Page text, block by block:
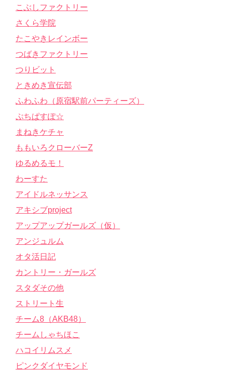
こぶしファクトリー
さくら学院
たこやきレインボー
つばきファクトリー
つりビット
ときめき宣伝部
ふわふわ（原宿駅前パーティーズ）
ぷちぱすぽ☆
まねきケチャ
ももいろクローバーZ
ゆるめるモ！
わーすた
アイドルネッサンス
アキシブproject
アップアップガールズ（仮）
アンジュルム
オタ活日記
カントリー・ガールズ
スタダその他
ストリート生
チーム8（AKB48）
チームしゃちほこ
ハコイリムスメ
ピンクダイヤモンド